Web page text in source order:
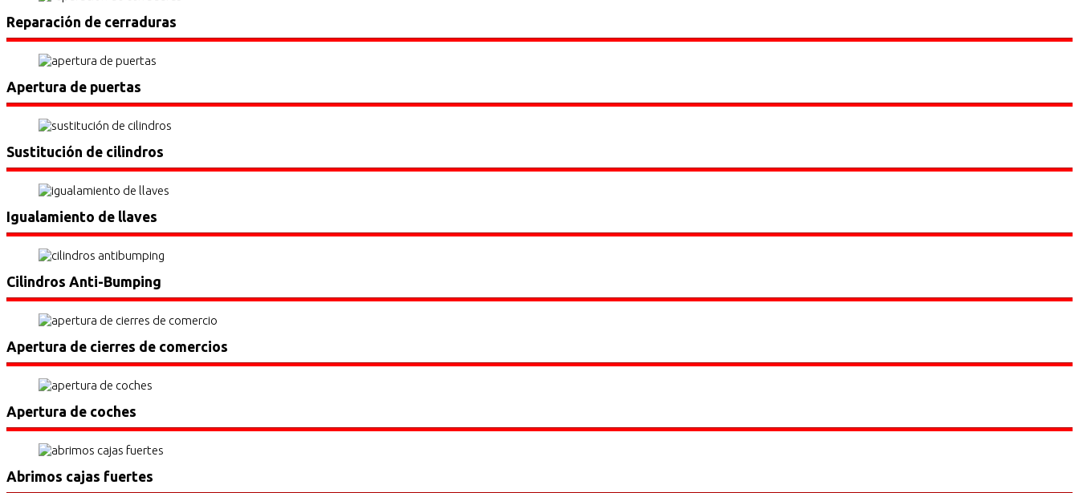
Reparación de cerraduras
Apertura de puertas
Sustitución de cilindros
Igualamiento de llaves
Cilindros Anti-Bumping
Apertura de cierres de comercios
Apertura de coches
Abrimos cajas fuertes